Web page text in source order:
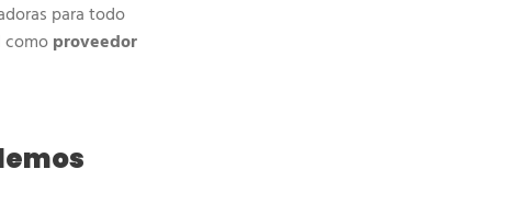
para todo
comoproveedor